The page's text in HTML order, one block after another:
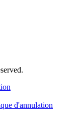
d'annulation